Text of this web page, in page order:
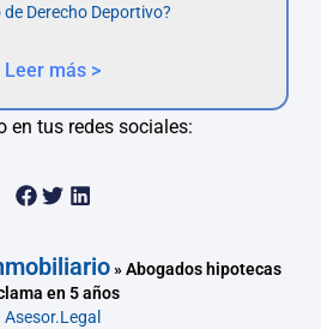
Derecho Deportivo?
Leer más >
en tus redes sociales:
»Abogados hipotecas
en 5 años
Asesor.Legal